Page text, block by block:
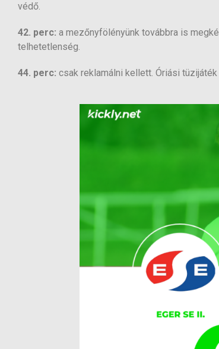
védő.
42. perc: a mezőnyfölényünk továbbra is
telhetetlenség.
44. perc: csak reklamálni kellett. Óriási